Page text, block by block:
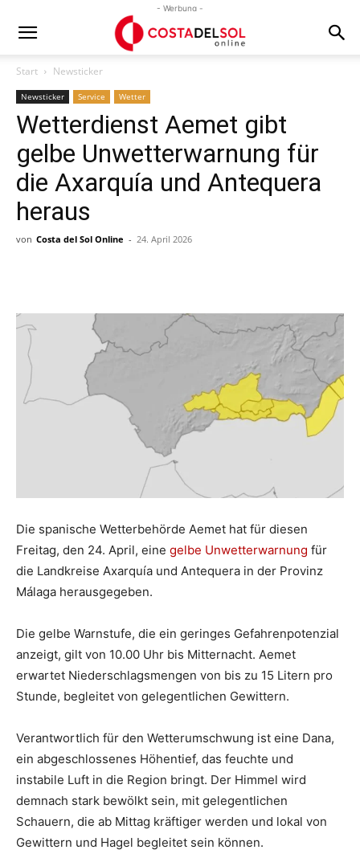
- Werbung -
Start Newsticker
Newsticker Service Wetter
Wetterdienst Aemet gibt
gelbe Unwetterwarnung für
die Axarquía und Antequera
heraus
von Costa del Sol Online - 24. April 2026
Die spanische Wetterbehörde Aemet hat für diesen
Freitag, den 24. April, eine gelbe Unwetterwarnung für
die Landkreise Axarquía und Antequera in der Provinz
Málaga herausgegeben.
Die gelbe Warnstufe, die ein geringes Gefahrenpotenzial
anzeigt, gilt von 10.00 Uhr bis Mitternacht. Aemet
erwartet Niederschlagsmengen von bis zu 15 Litern pro
Stunde, begleitet von gelegentlichen Gewittern.
Verantwortlich für den Wetterumschwung ist eine Dana,
ein abgeschlossenes Höhentief, das feuchte und
instabile Luft in die Region bringt. Der Himmel wird
demnach stark bewölkt sein, mit gelegentlichen
Schauern, die ab Mittag kräftiger werden und lokal von
Gewittern und Hagel begleitet sein können.